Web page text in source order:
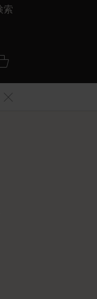
索
キーワード
ート 0 アイ
メニューを閉じる